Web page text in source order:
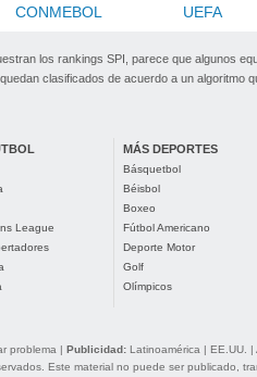
CONMEBOL UEFA
los rankings SPI, parece que algunos
clasificados de acuerdo a un algoritmo
League
MÁS DEPORTES
Básquetbol
Béisbol
Boxeo
Fútbol Americano
Deporte Motor
Golf
Olímpicos
problema | Publicidad: Latinoamérica | EE.UU. |
Este material no puede ser publicado,